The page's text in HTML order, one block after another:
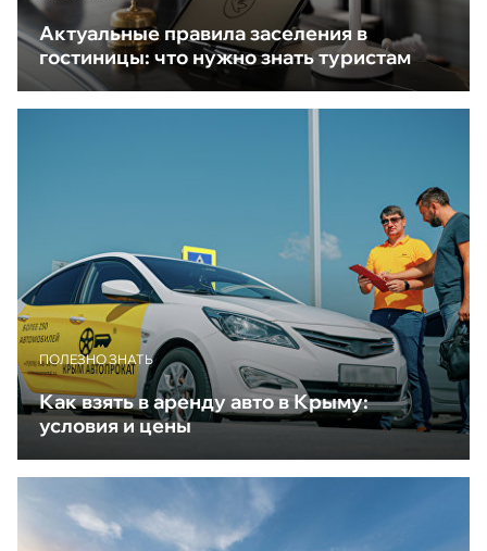
Актуальные правила заселения в
гостиницы: что нужно знать туристам
ПОЛЕЗНО ЗНАТЬ
Как взять в аренду авто в Крыму:
условия и цены